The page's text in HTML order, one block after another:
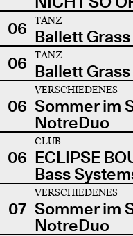
06
TANZ
Ballett
06
TANZ
Ballett
06
VERSCHIEDENES
Sommer im
NotreDuo
06
CLUB
ECLIPSE
Bass
07
VERSCHIEDENES
Sommer im
NotreDuo